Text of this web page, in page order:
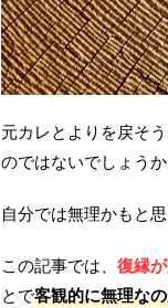
元カレとよりを戻そ
のではないでしょうか
自分では無理かもと
この記事では、 復縁
とで客観的に無理な